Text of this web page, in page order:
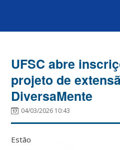
UFSC abre
projeto de
DiversaMente
04/03/2026 10:43
Estão